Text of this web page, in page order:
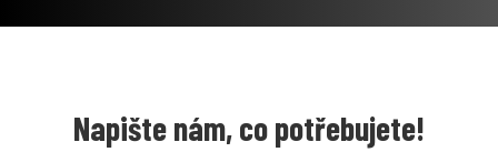
Napište nám, co potřebujete!